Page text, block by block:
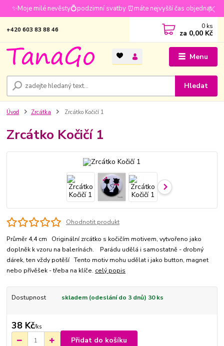
✨Moje milé nevěsty💍podzimní svatby ⏰máte nejvyšší čas objednat
Menu
Hledat
+420 603 83 88 46 0 ks
za 0,00 Kč
Úvod Zrcátka Zrcátko Kočičí 1
Zrcátko Kočičí 1
Ohodnotit produkt
Průměr 4,4 cm Originální zrcátko s kočičím motivem, vytvořeno jako
doplněk k vzoru na balerínách. Parádu udělá i samostatně - drobný
dárek, ten vždy potěší Tento motiv mohu udělat i jako button, magnet
nebo přívěšek - třeba na klíče. celý popis
Dostupnost skladem (odeslání do 3 dnů) 30 ks
38 Kč/ks
Přidat do košíku